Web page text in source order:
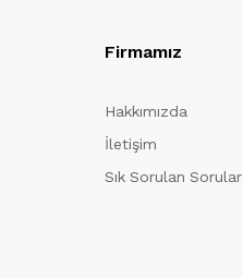
Firmamız
Hakkımızda
İletişim
Sık Sorulan Sorular